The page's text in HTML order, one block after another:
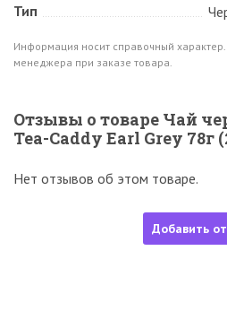
Тип
Информация носит справочный
менеджера при заказе товара.
Отзывы о товаре Чай
Tea-Caddy Earl Grey 78г
Нет отзывов об этом товаре.
Добавить